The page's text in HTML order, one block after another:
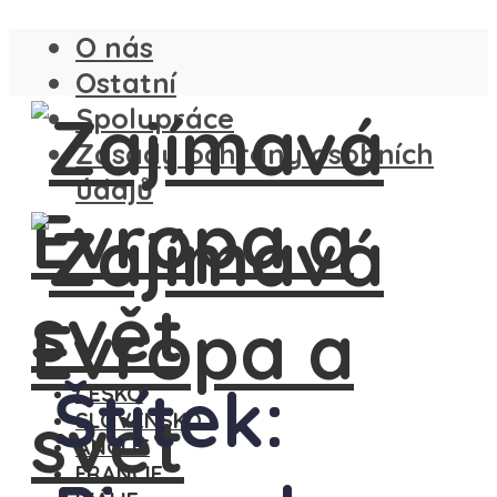
O nás
Ostatní
Spolupráce
Zásady ochrany osobních
údajů
ČESKO
SLOVENSKO
ANGLIE
FRANCIE
Štítek: